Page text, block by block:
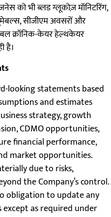
को भी ब्लड ग्लूकोज़ मॉनिटरिंग,
सीजीएम अवसरों और
क्रॉनिक-केयर हेल्थकेयर
है।
looking statements based
and estimates
strategy, growth
CDMO opportunities,
financial performance,
market opportunities.
due to risks,
the Company’s control.
obligation to update any
as required under